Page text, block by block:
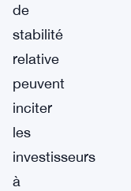
de
stabilité
relative
peuvent
inciter
les
investisseurs
à